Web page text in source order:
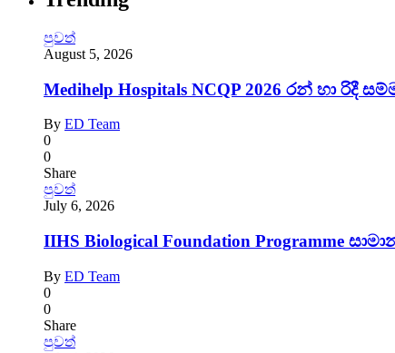
පුවත්
August 5, 2026
Medihelp Hospitals NCQP 2026 රන් හා රිදී
By ED Team
0
0
Share
පුවත්
July 6, 2026
IIHS Biological Foundation
By ED Team
0
0
Share
පුවත්